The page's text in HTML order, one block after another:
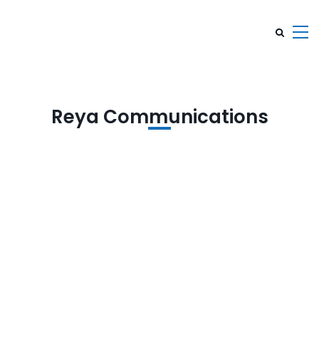
Reya Communications